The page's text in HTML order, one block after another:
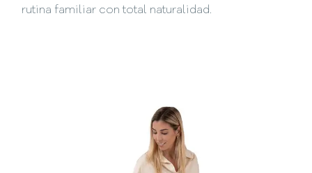
rutina familiar con total naturalidad.